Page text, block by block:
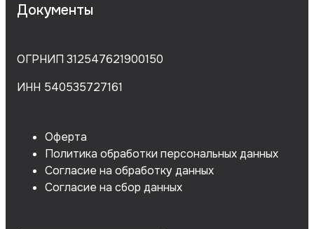
Документы
ОГРНИП 312547621900150
ИНН 540535727161
Оферта
Политика обработки персональных данных
Согласие на обработку данных
Согласие на сбор данных